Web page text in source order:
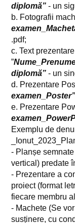
diplomă” - un
b. Fotografii
examen_
.pdf;
c. Text
”
diplomă” - un
d. Prezentare
examen_Poster”
e. Prezentare
Exemplu de
- Planșe
vertical) predate
- Prezentare a
proiect (format
fiecare membru
- Machete (Se
susținere, cu